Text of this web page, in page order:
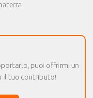
puoi offrirmi un
il tuo contributo!